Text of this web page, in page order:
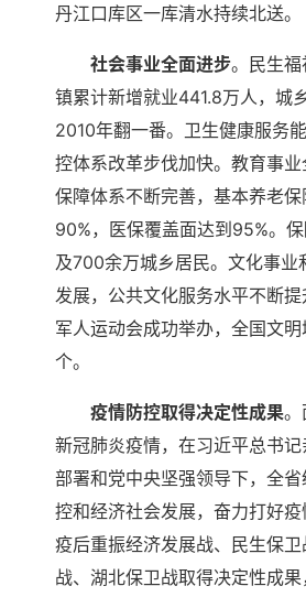
丹江口库区一库清水持续北送。
社会事业全面进步。民生
镇累计新增就业441.8万人，城
2010年翻一番。卫生健康服务
控体系改革步伐加快。教育事
保障体系不断完善，基本养老
90%，医保覆盖面达到95%。
及700余万城乡居民。文化事业
发展，公共文化服务水平不断
军人运动会成功举办，全国文
个。
疫情防控取得决定性成果。
新冠肺炎疫情，在习近平总书
部署和党中央坚强领导下，全
控和经济社会发展，奋力打好
疫后重振经济发展战、民生保卫
战、湖北保卫战取得决定性成